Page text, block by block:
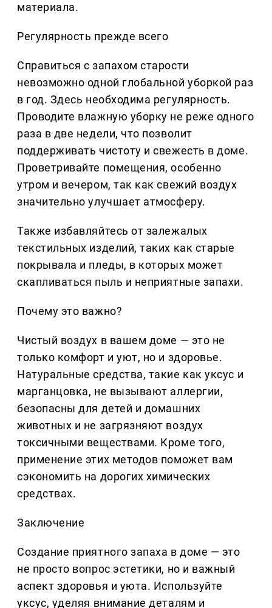
материала.
Регулярность прежде всего
Справиться с запахом старости
невозможно одной глобальной уборкой раз
в год. Здесь необходима регулярность.
Проводите влажную уборку не реже одного
раза в две недели, что позволит
поддерживать чистоту и свежесть в доме.
Проветривайте помещения, особенно
утром и вечером, так как свежий воздух
значительно улучшает атмосферу.
Также избавляйтесь от залежалых
текстильных изделий, таких как старые
покрывала и пледы, в которых может
скапливаться пыль и неприятные запахи.
Почему это важно?
Чистый воздух в вашем доме — это не
только комфорт и уют, но и здоровье.
Натуральные средства, такие как уксус и
марганцовка, не вызывают аллергии,
безопасны для детей и домашних
животных и не загрязняют воздух
токсичными веществами. Кроме того,
применение этих методов поможет вам
сэкономить на дорогих химических
средствах.
Заключение
Создание приятного запаха в доме — это
не просто вопрос эстетики, но и важный
аспект здоровья и уюта. Используйте
уксус, уделяя внимание деталям и